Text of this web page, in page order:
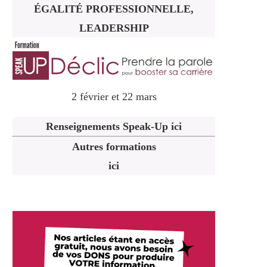
ÉGALITÉ PROFESSIONNELLE,
LEADERSHIP
2 février et 22 mars
Renseignements Speak-Up ici
Autres formations
ici